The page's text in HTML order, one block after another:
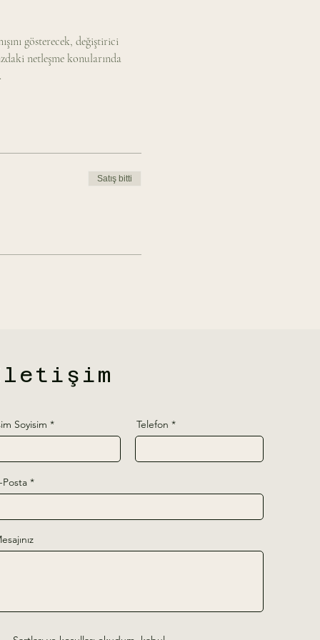
gösterecek, değiştirici
netleşme konularında
Satış bitti
Soyisim Telefon
Posta